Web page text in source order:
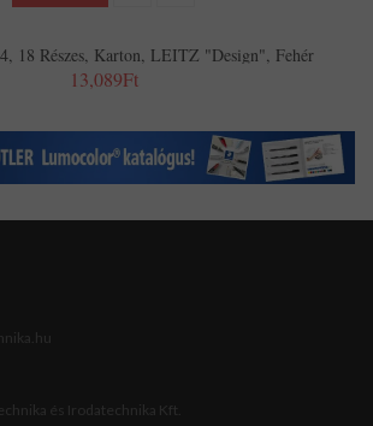
18 Részes, Karton, LEITZ "Design", Fehér
13,089Ft
és Irodatechnika Kft.